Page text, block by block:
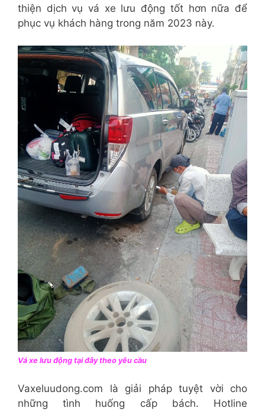
thiện dịch vụ vá xe lưu động tốt hơn nữa để
phục vụ khách hàng trong năm 2023 này.
Vá xe lưu động tại đây theo yêu cầu
Vaxeluudong.com là giải pháp tuyệt vời cho
những tình huống cấp bách. Hotline